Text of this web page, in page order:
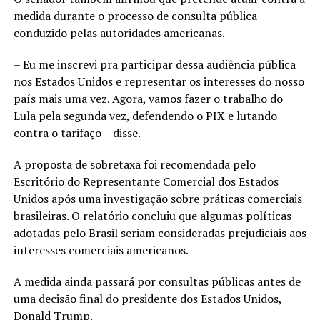
medida durante o processo de consulta pública
conduzido pelas autoridades americanas.
– Eu me inscrevi pra participar dessa audiência pública
nos Estados Unidos e representar os interesses do nosso
país mais uma vez. Agora, vamos fazer o trabalho do
Lula pela segunda vez, defendendo o PIX e lutando
contra o tarifaço – disse.
A proposta de sobretaxa foi recomendada pelo
Escritório do Representante Comercial dos Estados
Unidos após uma investigação sobre práticas comerciais
brasileiras. O relatório concluiu que algumas políticas
adotadas pelo Brasil seriam consideradas prejudiciais aos
interesses comerciais americanos.
A medida ainda passará por consultas públicas antes de
uma decisão final do presidente dos Estados Unidos,
Donald Trump.